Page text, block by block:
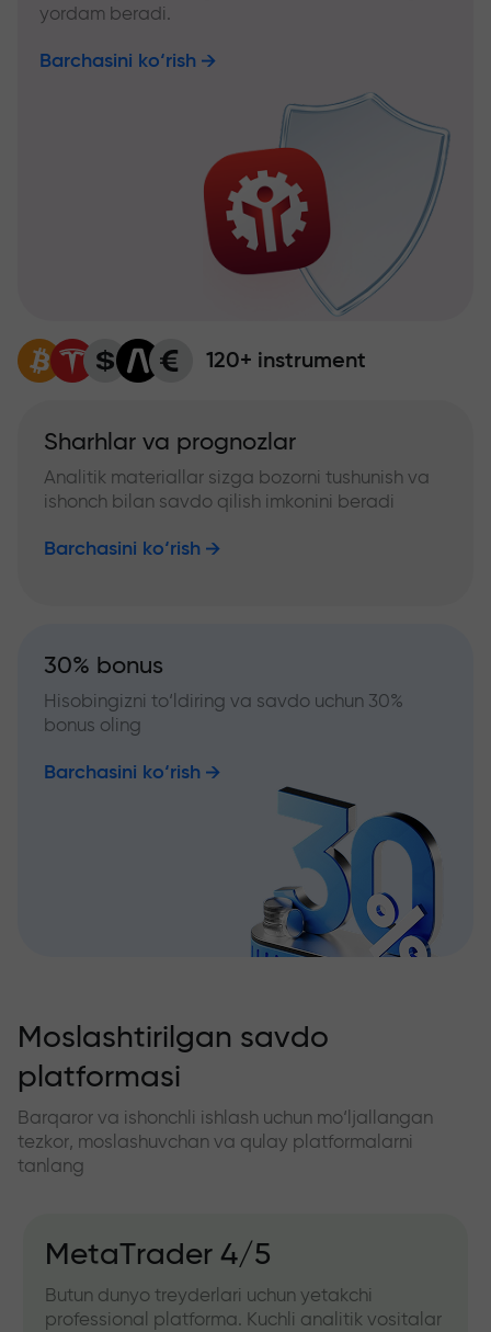
yordam beradi.
Barchasini ko‘rish
120+ instrument
Sharhlar va prognozlar
Analitik materiallar sizga bozorni tushunish va
ishonch bilan savdo qilish imkonini beradi
Barchasini ko‘rish
30% bonus
Hisobingizni to‘ldiring va savdo uchun 30%
bonus oling
Barchasini ko‘rish
Moslashtirilgan savdo
platformasi
Barqaror va ishonchli ishlash uchun mo‘ljallangan
tezkor, moslashuvchan va qulay platformalarni
tanlang
MetaTrader 4/5
Butun dunyo treyderlari uchun yetakchi
professional platforma. Kuchli analitik vositalar